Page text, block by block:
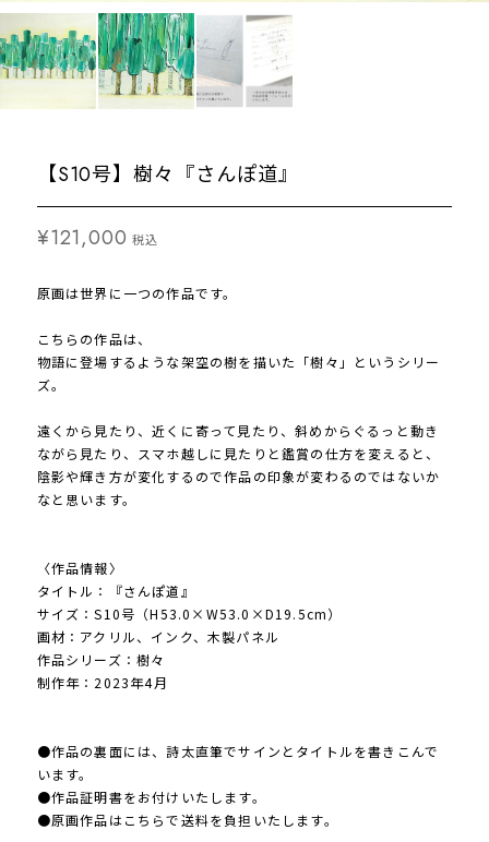
【S10号】樹々『さんぽ道』
¥121,000 税込
原画は世界に一つの作品です。
こちらの作品は、
物語に登場するような架空の樹を描いた「樹々」というシリー
ズ。
遠くから見たり、近くに寄って見たり、斜めからぐるっと動き
ながら見たり、スマホ越しに見たりと鑑賞の仕方を変えると、
陰影や輝き方が変化するので作品の印象が変わるのではないか
なと思います。
〈作品情報〉
タイトル：『さんぽ道』
サイズ：S10号（H53.0×W53.0×D19.5cm）
画材：アクリル、インク、木製パネル
作品シリーズ：樹々
制作年：2023年4月
●作品の裏面には、詩太直筆でサインとタイトルを書きこんで
います。
●作品証明書をお付けいたします。
●原画作品はこちらで送料を負担いたします。